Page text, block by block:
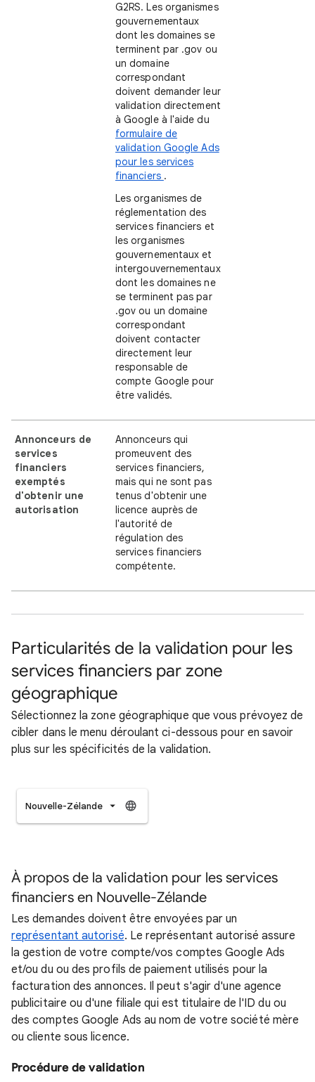
G2RS. Les organismes
gouvernementaux
dont les domaines se
terminent par .gov ou
un domaine
correspondant
doivent demander leur
validation directement
à Google à l'aide du
formulaire de
validation Google Ads
pour les services
financiers .
Les organismes de
réglementation des
services financiers et
les organismes
gouvernementaux et
intergouvernementaux
dont les domaines ne
se terminent pas par
.gov ou un domaine
correspondant
doivent contacter
directement leur
responsable de
compte Google pour
être validés.
Annonceurs de
services
financiers
exemptés
d'obtenir une
autorisation
Annonceurs qui
promeuvent des
services financiers,
mais qui ne sont pas
tenus d'obtenir une
licence auprès de
l'autorité de
régulation des
services financiers
compétente.
Particularités de la validation pour les
services financiers par zone
géographique
Sélectionnez la zone géographique que vous prévoyez de
cibler dans le menu déroulant ci-dessous pour en savoir
plus sur les spécificités de la validation.
Nouvelle-Zélande
À propos de la validation pour les services
financiers en Nouvelle-Zélande
Les demandes doivent être envoyées par un
représentant autorisé. Le représentant autorisé assure
la gestion de votre compte/vos comptes Google Ads
et/ou du ou des profils de paiement utilisés pour la
facturation des annonces. Il peut s'agir d'une agence
publicitaire ou d'une filiale qui est titulaire de l'ID du ou
des comptes Google Ads au nom de votre société mère
ou cliente sous licence.
Procédure de validation